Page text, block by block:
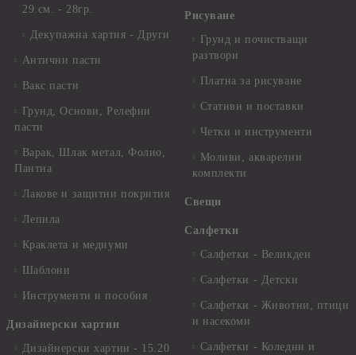
29.см. - 28гр.
Декупажна хартия - Други
Антични пасти
Вакс пасти
Грунд, Основи, Релефни
пасти
Варак, Шлак метал, Фолио,
Пантна
Лакове и защитни покрития
Лепила
Краклета и медиуми
Шаблони
Инструменти и пособия
Дизайнерски хартии
Дизайнерски хартии - 15.20
Рисуване
Грунд и почистващи
разтвори
Платна за рисуване
Стативи и поставки
Четки и инструменти
Моливи, акварелни
комплекти
Свещи
Салфетки
Салфетки - Великден
Салфетки - Детски
Салфетки - Животни, птици
и насекоми
Салфетки - Коледни и